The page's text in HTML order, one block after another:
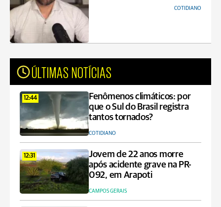
COTIDIANO
ÚLTIMAS NOTÍCIAS
12:44
Fenômenos climáticos: por
que o Sul do Brasil registra
tantos tornados?
COTIDIANO
12:31
Jovem de 22 anos morre
após acidente grave na PR-
092, em Arapoti
CAMPOS GERAIS